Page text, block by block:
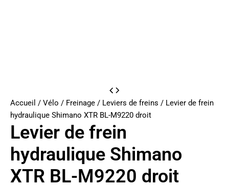
Accueil / Vélo / Freinage / Leviers de freins / Levier de frein
hydraulique Shimano XTR BL-M9220 droit
Levier de frein
hydraulique Shimano
XTR BL-M9220 droit